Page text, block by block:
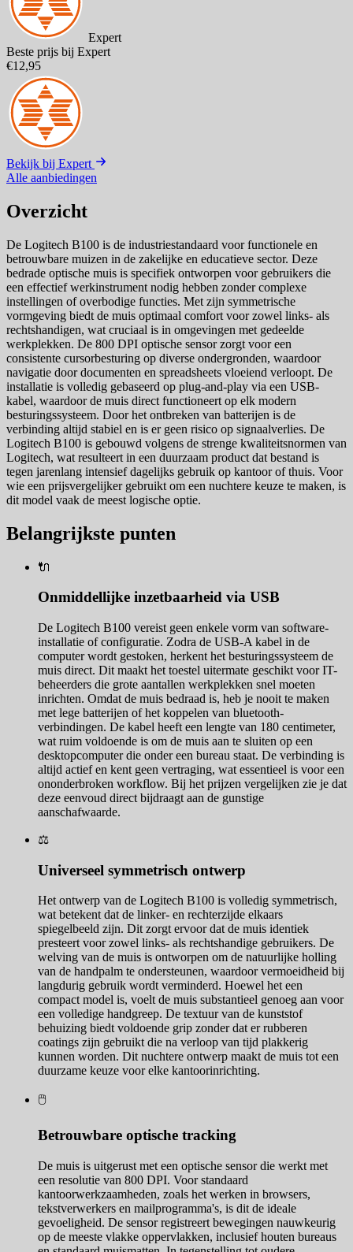
Expert
Beste prijs bij Expert
€12,95
Bekijk bij Expert
Alle aanbiedingen
Overzicht
De Logitech B100 is de industriestandaard voor functionele en
betrouwbare muizen in de zakelijke en educatieve sector. Deze
bedrade optische muis is specifiek ontworpen voor gebruikers die
een effectief werkinstrument nodig hebben zonder complexe
instellingen of overbodige functies. Met zijn symmetrische
vormgeving biedt de muis optimaal comfort voor zowel links- als
rechtshandigen, wat cruciaal is in omgevingen met gedeelde
werkplekken. De 800 DPI optische sensor zorgt voor een
consistente cursorbesturing op diverse ondergronden, waardoor
navigatie door documenten en spreadsheets vloeiend verloopt. De
installatie is volledig gebaseerd op plug-and-play via een USB-
kabel, waardoor de muis direct functioneert op elk modern
besturingssysteem. Door het ontbreken van batterijen is de
verbinding altijd stabiel en is er geen risico op signaalverlies. De
Logitech B100 is gebouwd volgens de strenge kwaliteitsnormen van
Logitech, wat resulteert in een duurzaam product dat bestand is
tegen jarenlang intensief dagelijks gebruik op kantoor of thuis. Voor
wie een prijsvergelijker gebruikt om een nuchtere keuze te maken, is
dit model vaak de meest logische optie.
Belangrijkste punten
🔌
Onmiddellijke inzetbaarheid via USB
De Logitech B100 vereist geen enkele vorm van software-
installatie of configuratie. Zodra de USB-A kabel in de
computer wordt gestoken, herkent het besturingssysteem de
muis direct. Dit maakt het toestel uitermate geschikt voor IT-
beheerders die grote aantallen werkplekken snel moeten
inrichten. Omdat de muis bedraad is, heb je nooit te maken
met lege batterijen of het koppelen van bluetooth-
verbindingen. De kabel heeft een lengte van 180 centimeter,
wat ruim voldoende is om de muis aan te sluiten op een
desktopcomputer die onder een bureau staat. De verbinding is
altijd actief en kent geen vertraging, wat essentieel is voor een
ononderbroken workflow. Bij het prijzen vergelijken zie je dat
deze eenvoud direct bijdraagt aan de gunstige
aanschafwaarde.
⚖️
Universeel symmetrisch ontwerp
Het ontwerp van de Logitech B100 is volledig symmetrisch,
wat betekent dat de linker- en rechterzijde elkaars
spiegelbeeld zijn. Dit zorgt ervoor dat de muis identiek
presteert voor zowel links- als rechtshandige gebruikers. De
welving van de muis is ontworpen om de natuurlijke holling
van de handpalm te ondersteunen, waardoor vermoeidheid bij
langdurig gebruik wordt verminderd. Hoewel het een
compact model is, voelt de muis substantieel genoeg aan voor
een volledige handgreep. De textuur van de kunststof
behuizing biedt voldoende grip zonder dat er rubberen
coatings zijn gebruikt die na verloop van tijd plakkerig
kunnen worden. Dit nuchtere ontwerp maakt de muis tot een
duurzame keuze voor elke kantoorinrichting.
🖱️
Betrouwbare optische tracking
De muis is uitgerust met een optische sensor die werkt met
een resolutie van 800 DPI. Voor standaard
kantoorwerkzaamheden, zoals het werken in browsers,
tekstverwerkers en mailprogramma's, is dit de ideale
gevoeligheid. De sensor registreert bewegingen nauwkeurig
op de meeste vlakke oppervlakken, inclusief houten bureaus